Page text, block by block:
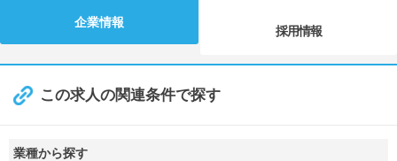
企業情報
採用情報
この求人の関連条件で探す
業種から探す